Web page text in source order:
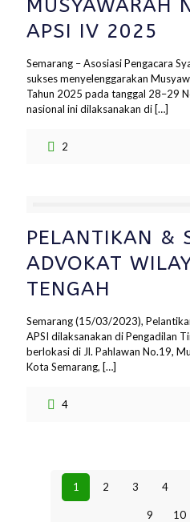
MUSYAWARAH
APSI IV 2025
Semarang – Asosiasi Pengacara
sukses menyelenggarakan
Tahun 2025 pada tanggal 28–29
nasional ini dilaksanakan di […]
2
PELANTIKAN &
ADVOKAT
TENGAH
Semarang (15/03/2023),
APSI dilaksanakan di Pengadilan
berlokasi di Jl. Pahlawan No.19,
Kota Semarang, […]
4
1 2 3 4
9 10